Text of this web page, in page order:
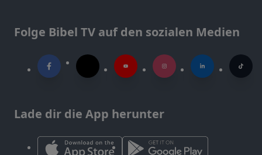
Folge Bibel TV auf den sozialen Medien
Lade dir die App herunter